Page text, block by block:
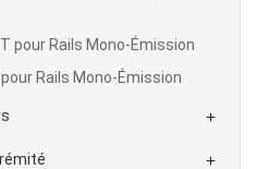
pour Rails Mono-Émission
Rails Mono-Émission

